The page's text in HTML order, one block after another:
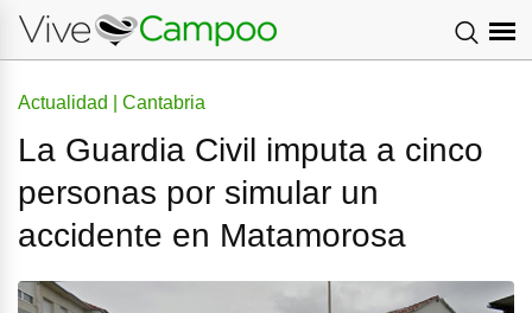
Actualidad | Cantabria
La Guardia Civil imputa a cinco
personas por simular un
accidente en Matamorosa